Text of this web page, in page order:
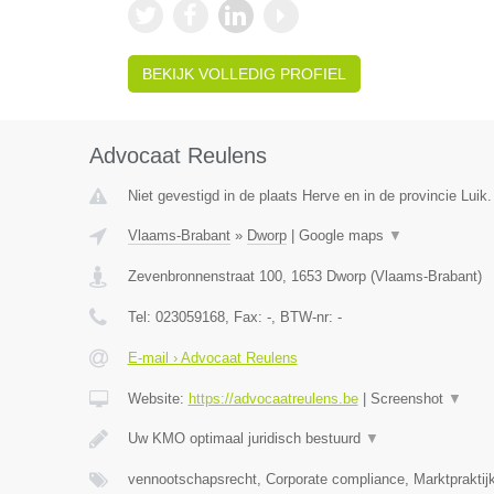
BEKIJK VOLLEDIG PROFIEL
Advocaat Reulens
Niet gevestigd in de plaats Herve en in de provincie Luik.
Vlaams-Brabant» Dworp| Google maps ▼
Zevenbronnenstraat 100, 1653 Dworp(Vlaams-Brabant)
Tel: 023059168, Fax: -, BTW-nr: -
E-mail › Advocaat Reulens
Website: https://advocaatreulens.be| Screenshot ▼
Uw KMO optimaal juridisch bestuurd ▼
vennootschapsrecht, Corporate compliance,